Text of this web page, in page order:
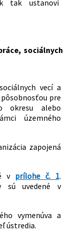
alebo
v
ozbrojeným
republiky,
nariadenie
č. 93/2022 Z.
v oblasti
a služieb
mimoriadnej
alebo
v
prílevom
Slovenskej
ozbrojeným
Ukrajiny v znení
republiky,
tak ustanoví
sociálnych
vecí a
pôsobnosťou pre
okresu alebo
územného
zapojená
v prílohe č. 1.
sú uvedené v
vymenúva a
ústredia.